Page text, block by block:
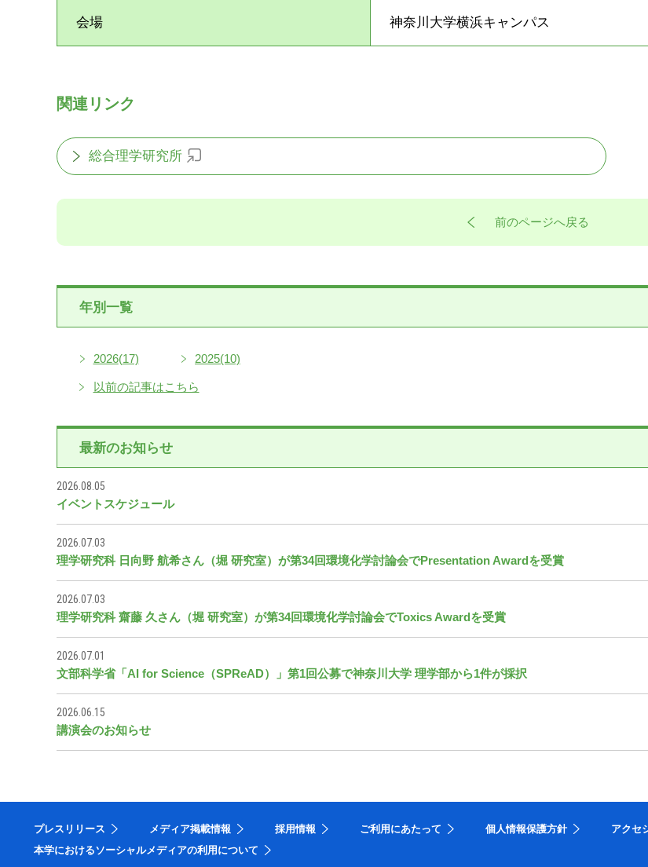
会場 神奈川大学横浜キャンパス
関連リンク
総合理学研究所
前のページへ戻る
年別一覧
2026(17) 2025(10)
以前の記事はこちら
最新のお知らせ
2026.08.05
イベントスケジュール
2026.07.03
理学研究科 日向野 航希さん（堀 研究室）が第34回環境化学討論会でPresentation Awardを受賞
2026.07.03
理学研究科 齋藤 久さん（堀 研究室）が第34回環境化学討論会でToxics Awardを受賞
2026.07.01
文部科学省「AI for Science（SPReAD）」第1回公募で神奈川大学 理学部から1件が採択
2026.06.15
講演会のお知らせ
プレスリリース メディア掲載情報 採用情報 ご利用にあたって 個人情報保護方針 アクセ
本学におけるソーシャルメディアの利用について